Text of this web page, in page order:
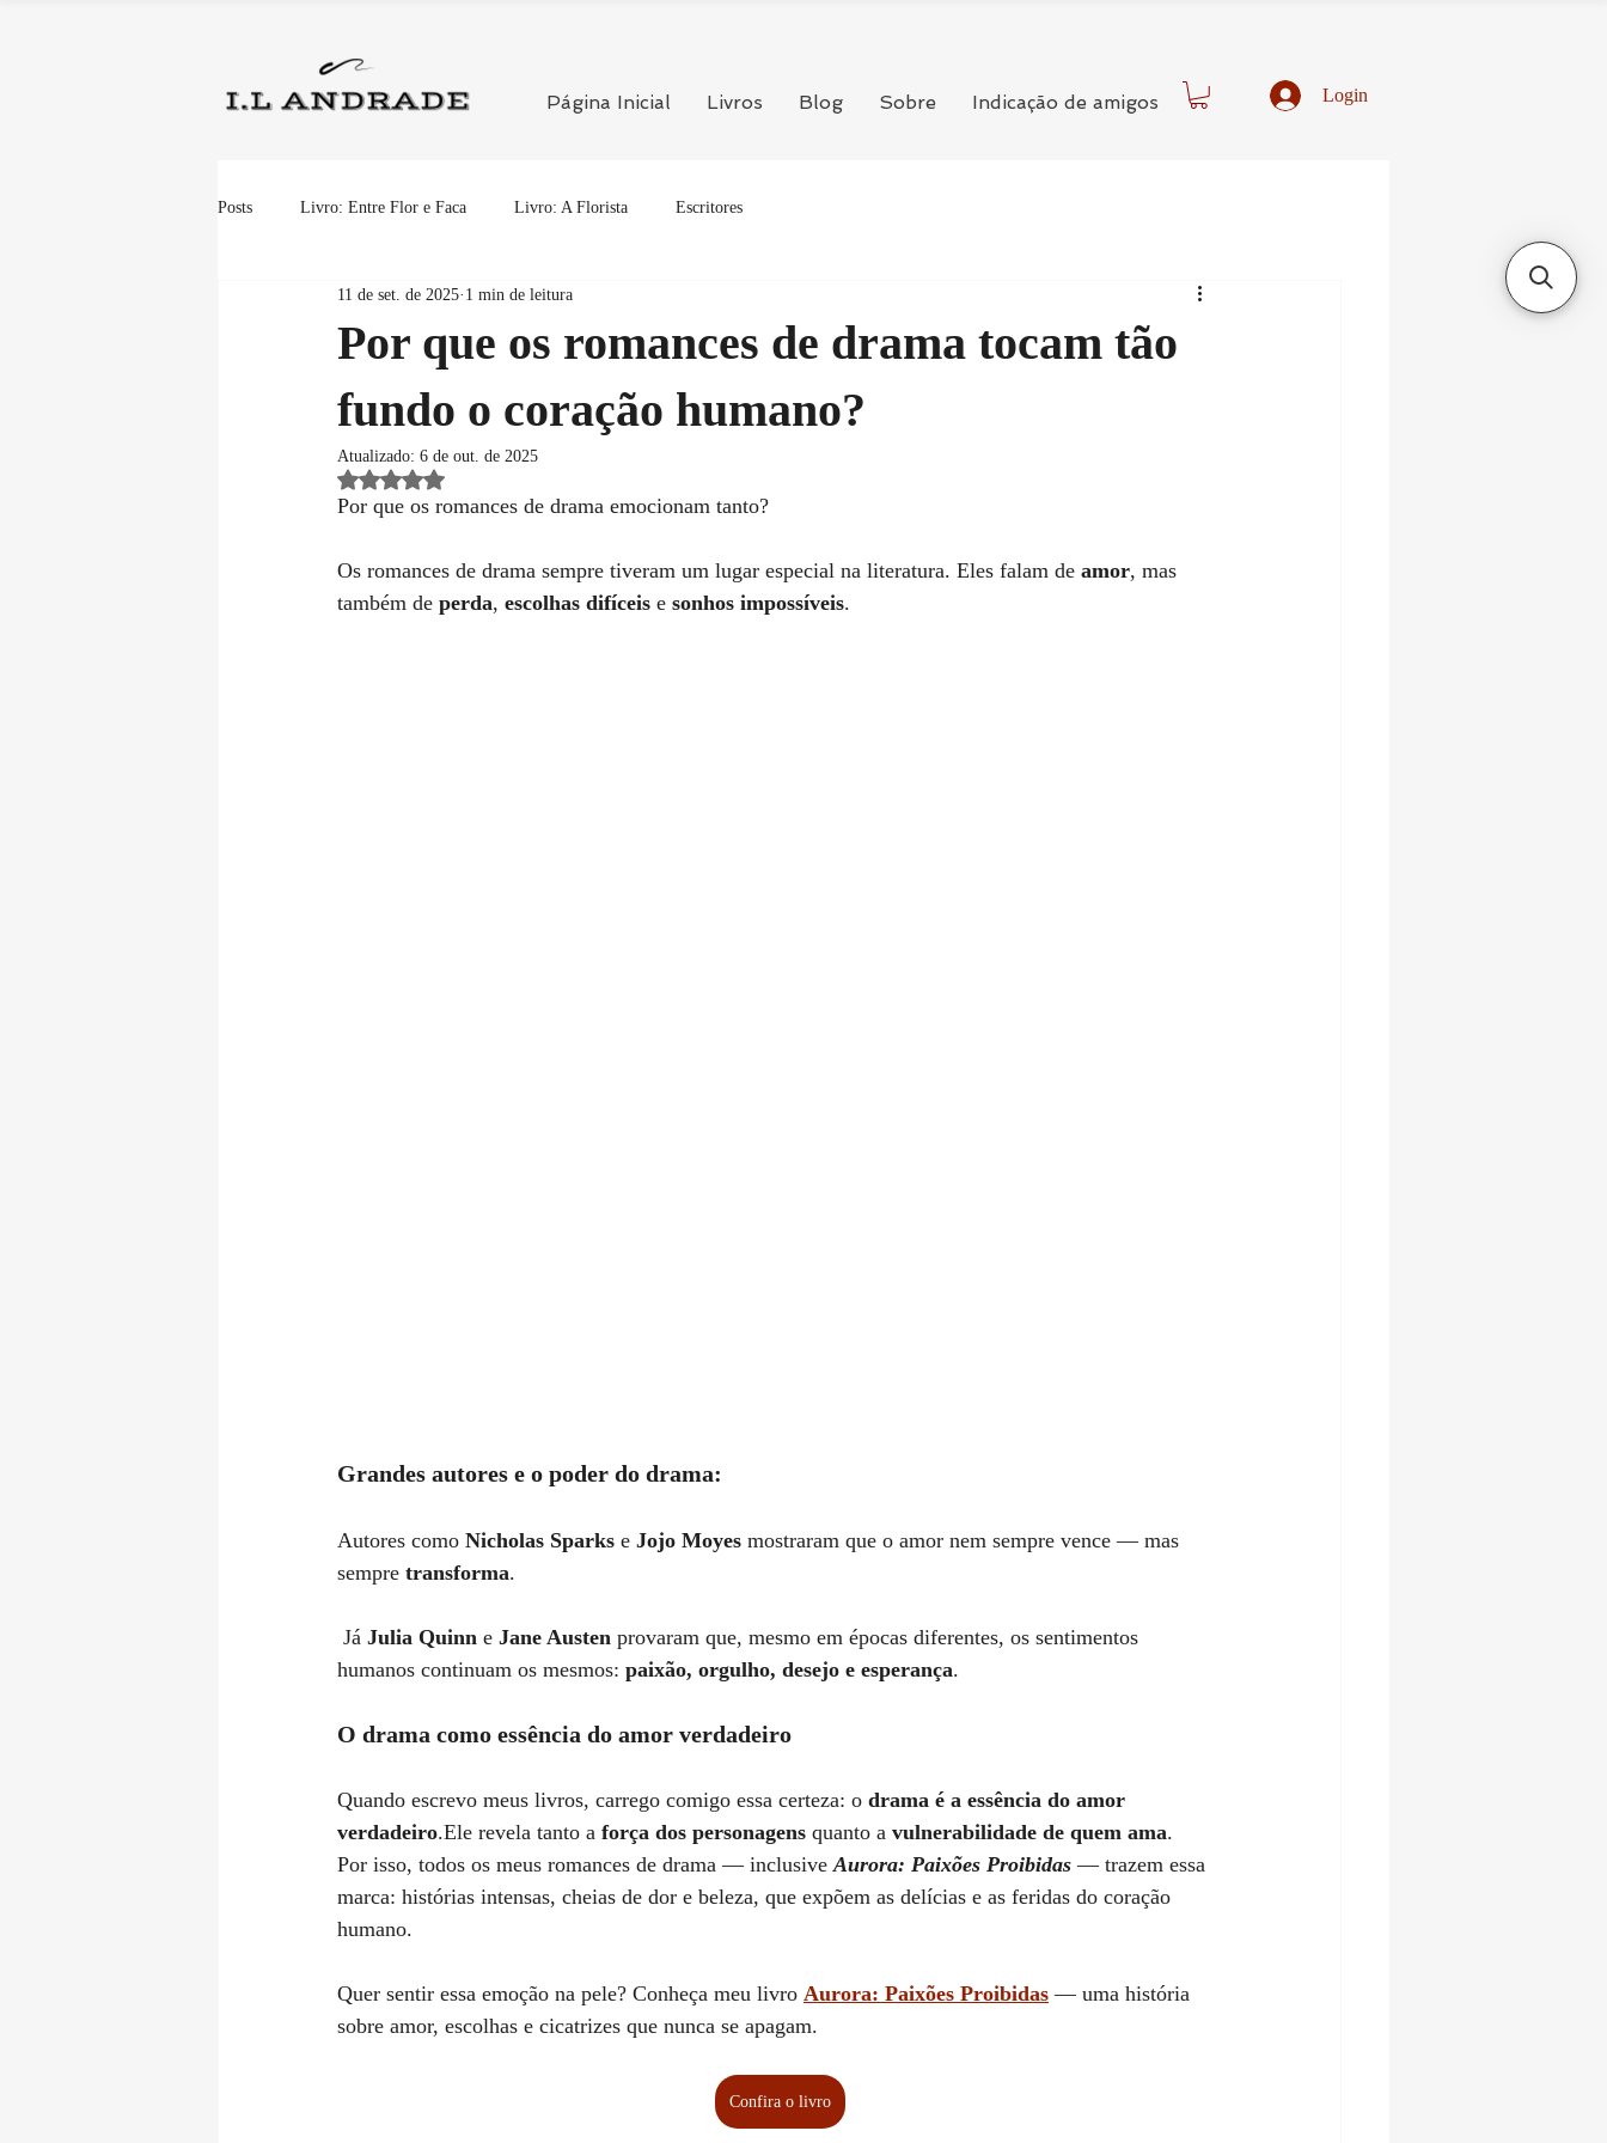
Página Inicial Livros Blog Sobre Indicação de amigos Login
Posts Livro: Entre Flor e Faca Livro: A Florista Escritores
Por que os romances de drama tocam tão
fundo o coração humano?
11 de set. de 2025 1 min de leitura
Atualizado: 6 de out. de 2025
Avaliado com NaN de 5 estrelas.
Por que os romances de drama emocionam tanto?
Os romances de drama sempre tiveram um lugar especial na literatura. Eles falam de amor, mas
também de perda, escolhas difíceis e sonhos impossíveis.
Grandes autores e o poder do drama:
Autores como Nicholas Sparks e Jojo Moyes mostraram que o amor nem sempre vence — mas
sempre transforma.
Já Julia Quinn e Jane Austen provaram que, mesmo em épocas diferentes, os sentimentos
humanos continuam os mesmos: paixão, orgulho, desejo e esperança.
O drama como essência do amor verdadeiro
Quando escrevo meus livros, carrego comigo essa certeza: o drama é a essência do amor
verdadeiro.Ele revela tanto a força dos personagens quanto a vulnerabilidade de quem ama.
Por isso, todos os meus romances de drama — inclusive Aurora: Paixões Proibidas — trazem essa
marca: histórias intensas, cheias de dor e beleza, que expõem as delícias e as feridas do coração
humano.
Quer sentir essa emoção na pele? Conheça meu livro Aurora: Paixões Proibidas — uma história
sobre amor, escolhas e cicatrizes que nunca se apagam.
Confira o livro